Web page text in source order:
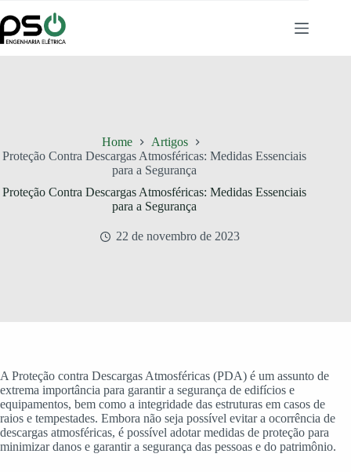
para
o
conteúdo
Home
Artigos
Proteção Contra Descargas Atmosféricas: Medidas Essenciais
para a Segurança
Proteção Contra Descargas Atmosféricas: Medidas Essenciais
para a Segurança
22 de novembro de 2023
A Proteção contra Descargas Atmosféricas (PDA) é um assunto de
extrema importância para garantir a segurança de edifícios e
equipamentos, bem como a integridade das estruturas em casos de
raios e tempestades. Embora não seja possível evitar a ocorrência de
descargas atmosféricas, é possível adotar medidas de proteção para
minimizar danos e garantir a segurança das pessoas e do patrimônio.